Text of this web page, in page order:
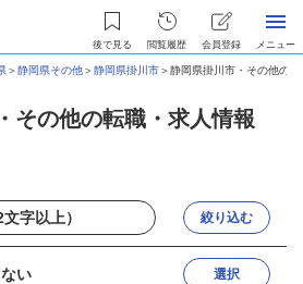
後で見る 閲覧履歴 会員登録 メニュー
＞静岡県その他＞静岡県掛川市＞静岡県掛川市・その他の
その他の転職・求人情報
絞り込む
い 選択